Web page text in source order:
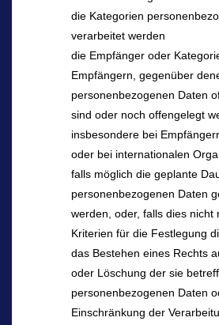
die Kategorien
verarbeitet werden
die Empfänger oder
Empfängern, gegenüber
personenbezogenen Daten
sind oder noch offengelegt
insbesondere bei
oder bei internationalen
falls möglich die geplante
personenbezogenen Daten
werden, oder, falls dies nicht
Kriterien für die Festlegung
das Bestehen eines Rechts
oder Löschung der sie
personenbezogenen Daten
Einschränkung der